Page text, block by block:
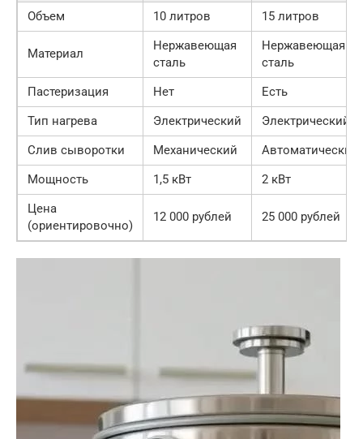
Объем
10 литров 15 литров
Материал
Нержавеющая
сталь
Нержавеющая
сталь
Пастеризация
Нет
Есть
Тип нагрева
Электрический
Электрический
Слив сыворотки
Механический
Автоматический
Мощность
1,5 кВт
2 кВт
Цена
(ориентировочно)
12 000 рублей 25 000 рублей